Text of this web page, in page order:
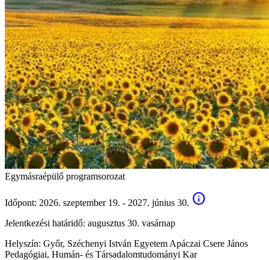
Egymásraépülő programsorozat
Időpont: 2026. szeptember 19. - 2027. június 30. info
Jelentkezési határidő: augusztus 30. vasárnap
Helyszín: Győr, Széchenyi István Egyetem Apáczai Csere János
Pedagógiai, Humán- és Társadalomtudományi Kar